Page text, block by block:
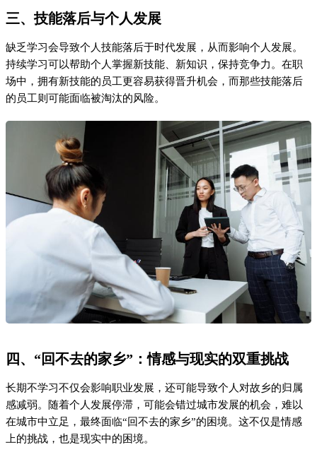
三、技能落后与个人发展
缺乏学习会导致个人技能落后于时代发展，从而影响个人发展。
持续学习可以帮助个人掌握新技能、新知识，保持竞争力。在职
场中，拥有新技能的员工更容易获得晋升机会，而那些技能落后
的员工则可能面临被淘汰的风险。
四、“回不去的家乡”：情感与现实的双重挑战
长期不学习不仅会影响职业发展，还可能导致个人对故乡的归属
感减弱。随着个人发展停滞，可能会错过城市发展的机会，难以
在城市中立足，最终面临“回不去的家乡”的困境。这不仅是情感
上的挑战，也是现实中的困境。